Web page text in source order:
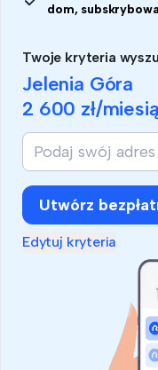
dom,
Twoje kryteria
Jelenia Góra
2 600 zł/
Utwórz
Edytuj kryteria